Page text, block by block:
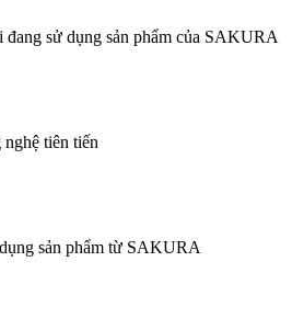
đang sử dụng sản phẩm của SAKURA
tiên tiến
sản phẩm từ SAKURA